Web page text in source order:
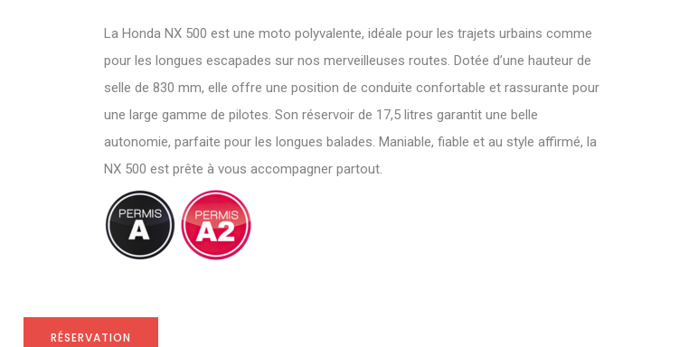
La Honda NX 500 est une moto polyvalente, idéale pour les trajets urbains comme
pour les longues escapades sur nos merveilleuses routes. Dotée d’une hauteur de
selle de 830 mm, elle offre une position de conduite confortable et rassurante pour
une large gamme de pilotes. Son réservoir de 17,5 litres garantit une belle
autonomie, parfaite pour les longues balades. Maniable, fiable et au style affirmé, la
NX 500 est prête à vous accompagner partout.
RÉSERVATION